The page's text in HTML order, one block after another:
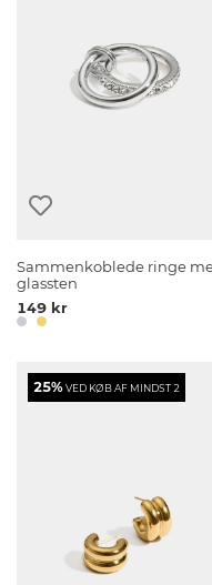
Sammenkoblede ringe
glassten
149 kr
25%VED KØB AF MINDST 2